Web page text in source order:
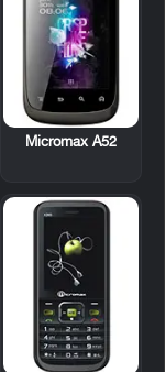
Micromax A52